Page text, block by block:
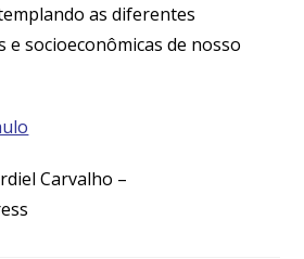
as diferentes
e socioeconômicas de nosso
Carvalho –